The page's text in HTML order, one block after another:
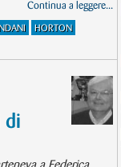
Continua a leggere...
HORTON
di